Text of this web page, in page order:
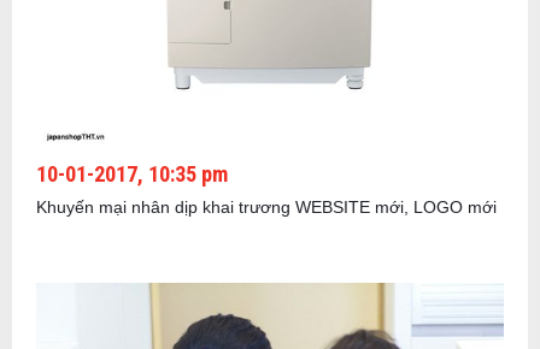
10-01-2017, 10:35 pm
Khuyến mại nhân dịp khai trương WEBSITE mới, LOGO mới